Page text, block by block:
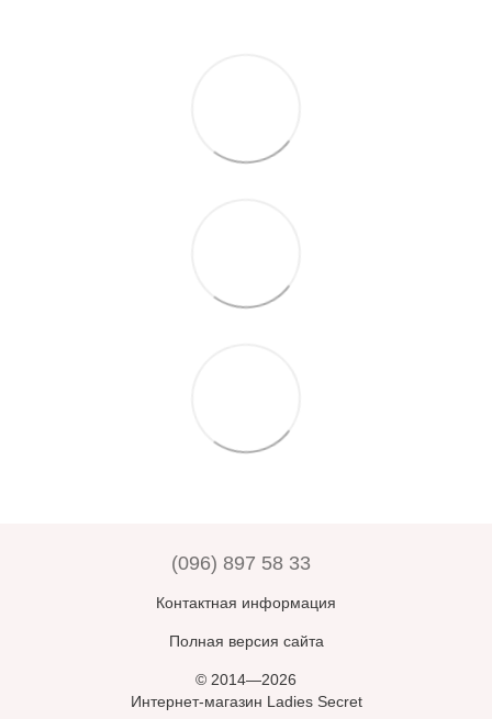
(096) 897 58 33
Контактная информация
Полная версия сайта
© 2014—2026
Интернет-магазин Ladies Secret